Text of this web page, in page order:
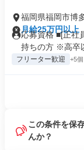
福岡県福岡市博
月給25万円以上
応募資格 ■[正社
持ちの方 ※高卒
フリーター歓迎 +5個
この条件を保
んか？